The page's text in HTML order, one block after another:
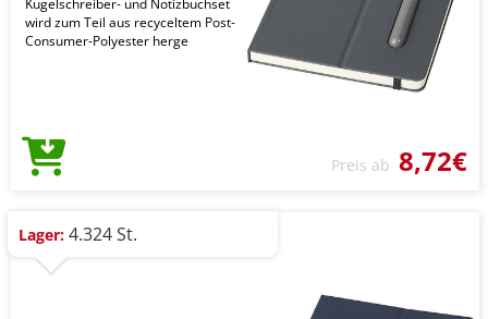
wird zum Teil aus recyceltem Post-
Consumer-Polyester herge
Preis ab 8,72€
Lager: 4.324 St.